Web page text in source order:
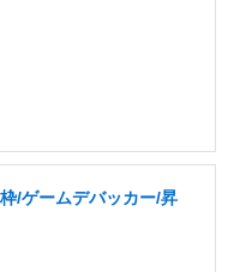
/ゲームデバッカー/昇